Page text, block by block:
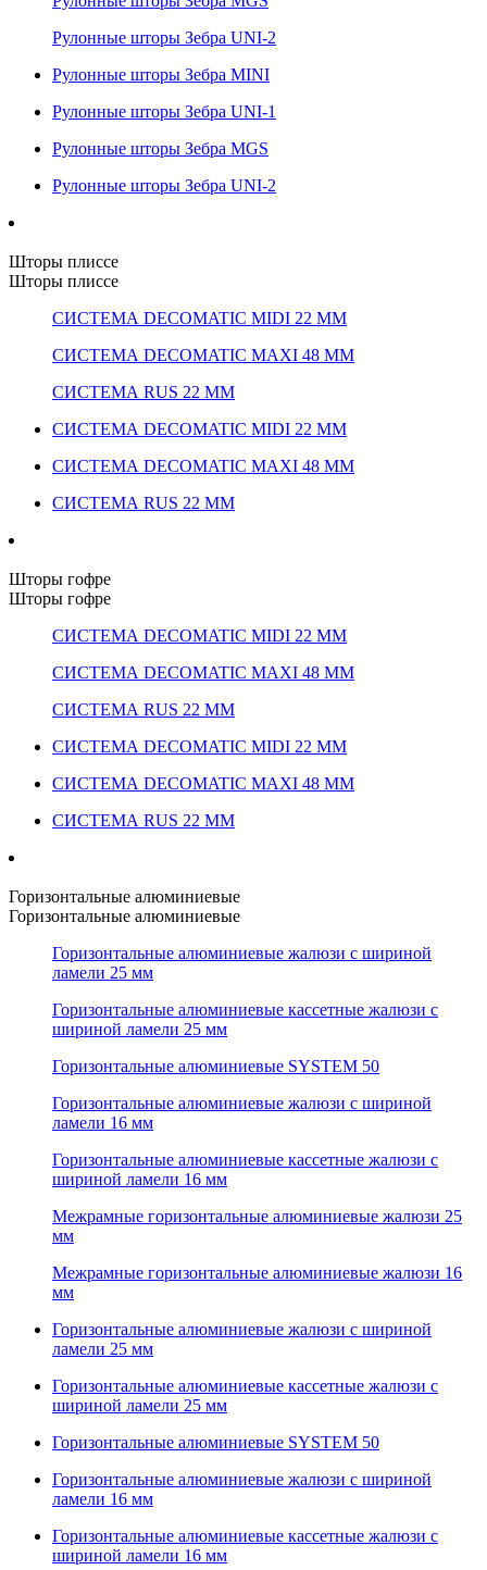
Рулонные шторы Зебра UNI-2
Рулонные шторы Зебра MINI
Рулонные шторы Зебра UNI-1
Рулонные шторы Зебра MGS
Рулонные шторы Зебра UNI-2
Шторы плиссе
Шторы плиссе
СИСТЕМА DECOMATIC MIDI 22 ММ
СИСТЕМА DECOMATIC MAXI 48 ММ
СИСТЕМА RUS 22 ММ
СИСТЕМА DECOMATIC MIDI 22 ММ
СИСТЕМА DECOMATIC MAXI 48 ММ
СИСТЕМА RUS 22 ММ
Шторы гофре
Шторы гофре
СИСТЕМА DECOMATIC MIDI 22 ММ
СИСТЕМА DECOMATIC MAXI 48 ММ
СИСТЕМА RUS 22 ММ
СИСТЕМА DECOMATIC MIDI 22 ММ
СИСТЕМА DECOMATIC MAXI 48 ММ
СИСТЕМА RUS 22 ММ
Горизонтальные алюминиевые
Горизонтальные алюминиевые
Горизонтальные алюминиевые жалюзи с шириной
ламели 25 мм
Горизонтальные алюминиевые кассетные жалюзи с
шириной ламели 25 мм
Горизонтальные алюминиевые SYSTEM 50
Горизонтальные алюминиевые жалюзи с шириной
ламели 16 мм
Горизонтальные алюминиевые кассетные жалюзи с
шириной ламели 16 мм
Межрамные горизонтальные алюминиевые жалюзи 25
мм
Межрамные горизонтальные алюминиевые жалюзи 16
мм
Горизонтальные алюминиевые жалюзи с шириной
ламели 25 мм
Горизонтальные алюминиевые кассетные жалюзи с
шириной ламели 25 мм
Горизонтальные алюминиевые SYSTEM 50
Горизонтальные алюминиевые жалюзи с шириной
ламели 16 мм
Горизонтальные алюминиевые кассетные жалюзи с
шириной ламели 16 мм